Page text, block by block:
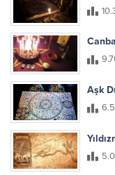
Aşk